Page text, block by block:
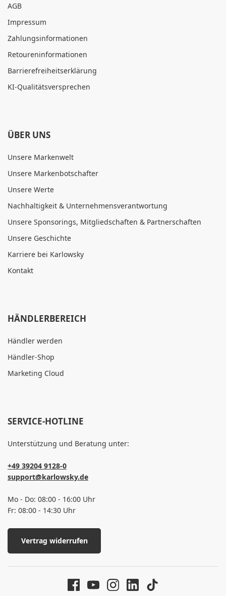
AGB
Impressum
Zahlungsinformationen
Retoureninformationen
Barrierefreiheitserklärung
KI-Qualitätsversprechen
ÜBER UNS
Unsere Markenwelt
Unsere Markenbotschafter
Unsere Werte
Nachhaltigkeit & Unternehmensverantwortung
Unsere Sponsorings, Mitgliedschaften & Partnerschaften
Unsere Geschichte
Karriere bei Karlowsky
Kontakt
HÄNDLERBEREICH
Händler werden
Händler-Shop
Marketing Cloud
SERVICE-HOTLINE
Unterstützung und Beratung unter:
+49 39204 9128-0
support@karlowsky.de
Mo - Do: 08:00 - 16:00 Uhr
Fr: 08:00 - 14:30 Uhr
Vertrag widerrufen